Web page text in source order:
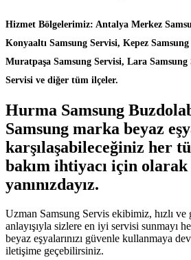
Hizmet Bölgelerimiz: Antalya Merkez
Konyaaltı Samsung Servisi, Kepez
Muratpaşa Samsung Servisi, Lara
Servisi ve diğer tüm ilçeler.
Hurma Samsung
Samsung marka beyaz
karşılaşabileceğiniz her
bakım ihtiyacı için
yanınızdayız.
Uzman Samsung Servis ekibimiz, hızlı
anlayışıyla sizlere en iyi servisi sunmayı
beyaz eşyalarınızı güvenle kullanmaya
iletişime geçebilirsiniz.